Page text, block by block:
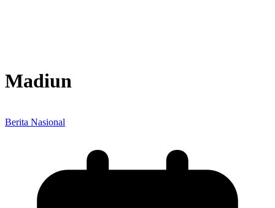
Madiun
Berita Nasional